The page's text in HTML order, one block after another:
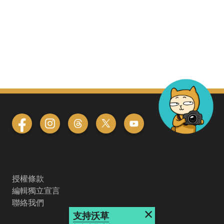
授權條款
編輯獨立宣言
聯絡我們
支持沃草 ×